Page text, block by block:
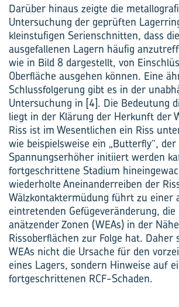
Darüber hinaus zeigte die
Untersuchung der geprüften
kleinstufigen ­Serienschnitten, dass
ausgefallenen Lagern häufig
wie in Bild 8 dargestellt, von
Oberfläche ausgehen können. Eine
Schlussfolgerung gibt es in der
Untersuchung in [4]. Die Bedeutung
liegt in der Klärung der Herkunft der
Riss ist im Wesentlichen ein Riss
wie beispielsweise ein „Butterfly“,
Spannungserhöher initiiert werden
fortgeschrittene Stadium
wiederholte Aneinanderreiben der
Wälzkontaktermüdung führt zu einer
eintretenden Gefügeveränderung,
anätzender Zonen (WEAs) in der
Rissoberflächen zur Folge hat. Daher
WEAs nicht die Ursache für den
eines Lagers, sondern Hinweise auf
fortgeschrittenen RCF-Schaden.